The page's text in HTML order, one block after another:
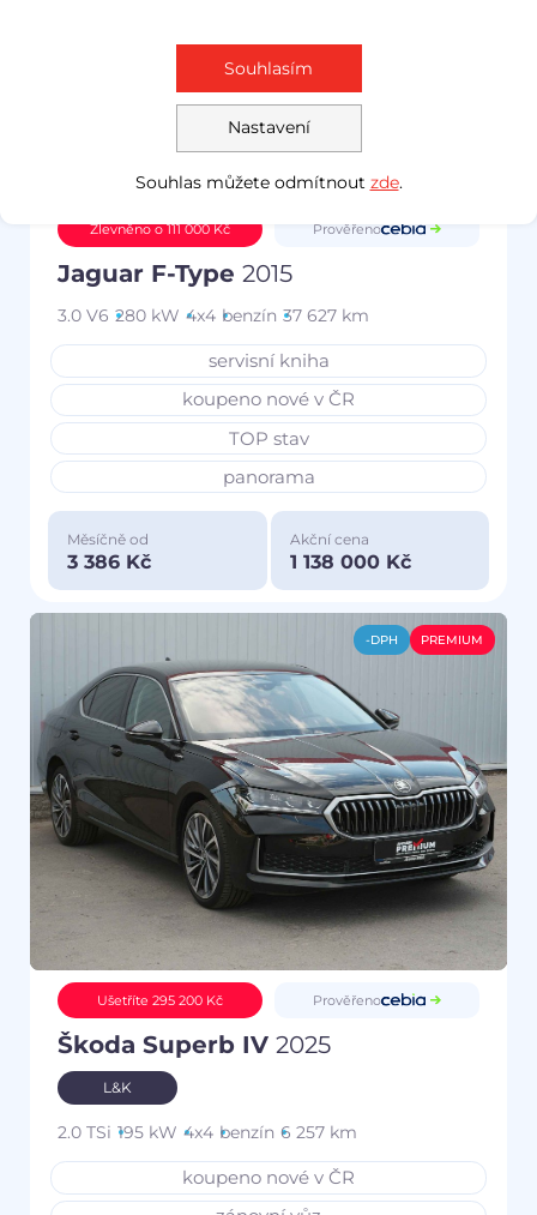
Zlevněno o 111 000 Kč Prověřeno
Jaguar F-Type 2015
3.0 V6 280 kW 4x4 benzín 37 627 km
servisní kniha
koupeno nové v ČR
TOP stav
panorama
Měsíčně od
3 386 Kč
Akční cena
1 138 000 Kč
-DPH PREMIUM
Ušetříte 295 200 Kč Prověřeno
Škoda Superb IV 2025
L&K
2.0 TSi 195 kW 4x4 benzín 6 257 km
koupeno nové v ČR
Nastavení
Souhlasím
Souhlas můžete odmítnout zde.